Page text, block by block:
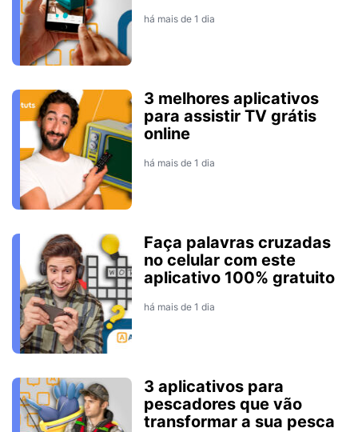
há mais de 1 dia
3 melhores aplicativos
para assistir TV grátis
online
há mais de 1 dia
Faça palavras cruzadas
no celular com este
aplicativo 100% gratuito
há mais de 1 dia
3 aplicativos para
pescadores que vão
transformar a sua pesca